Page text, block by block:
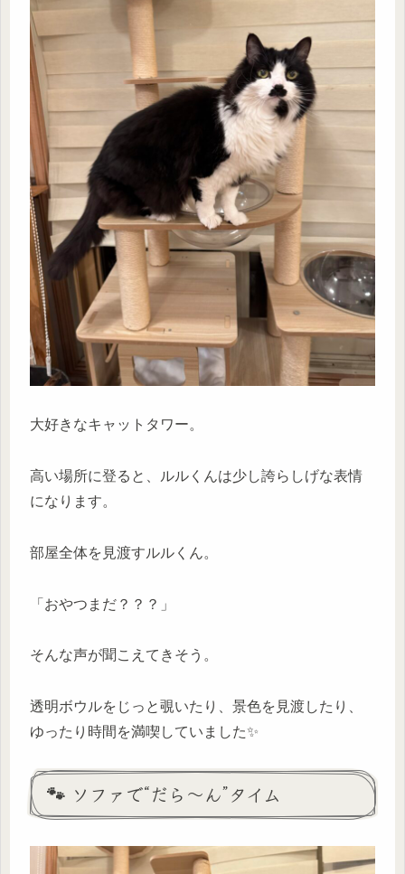
大好きなキャットタワー。
高い場所に登ると、ルルくんは少し誇らしげな表情
になります。
部屋全体を見渡すルルくん。
「おやつまだ？？？」
そんな声が聞こえてきそう。
透明ボウルをじっと覗いたり、景色を見渡したり、
ゆったり時間を満喫していました✨
🐾 ソファで“だら〜ん”タイム